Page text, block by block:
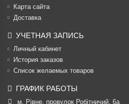
Карта сайта
Доставка
УЧЕТНАЯ ЗАПИСЬ
Личный кабинет
История заказов
Список желаемых товаров
ГРАФИК РАБОТЫ
м. Рівне, провулок Робітничий, 6а